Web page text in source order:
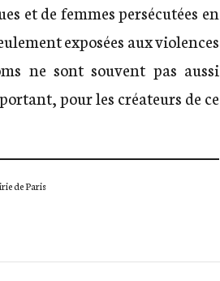
et de femmes persécutées en
exposées aux violences
ne sont souvent pas aussi
pour les créateurs de ce
de Paris